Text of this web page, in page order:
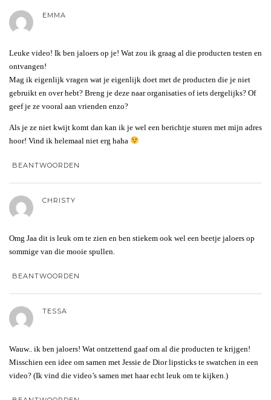
EMMA
Leuke video! Ik ben jaloers op je! Wat zou ik graag al die producten testen en
ontvangen!
Mag ik eigenlijk vragen wat je eigenlijk doet met de producten die je niet
gebruikt en over hebt? Breng je deze naar organisaties of iets dergelijks? Of
geef je ze vooral aan vrienden enzo?
Als je ze niet kwijt komt dan kan ik je wel een berichtje sturen met mijn adres
hoor! Vind ik helemaal niet erg haha
BEANTWOORDEN
CHRISTY
Omg Jaa dit is leuk om te zien en ben stiekem ook wel een beetje jaloers op
sommige van die mooie spullen.
BEANTWOORDEN
TESSA
Wauw.. ik ben jaloers! Wat ontzettend gaaf om al die producten te krijgen!
Misschien een idee om samen met Jessie de Dior lipsticks te swatchen in een
video? (Ik vind die video’s samen met haar echt leuk om te kijken.)